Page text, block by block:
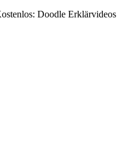
Doodle Erklärvideos